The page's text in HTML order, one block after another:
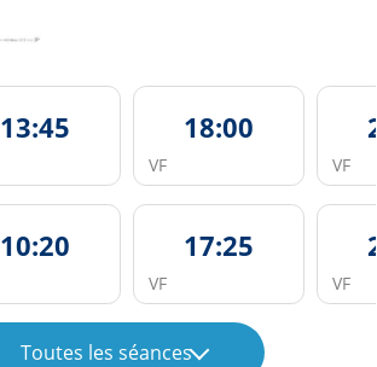
13:45 18:00
VF VF
10:20 17:25
VF VF
Toutes les séances